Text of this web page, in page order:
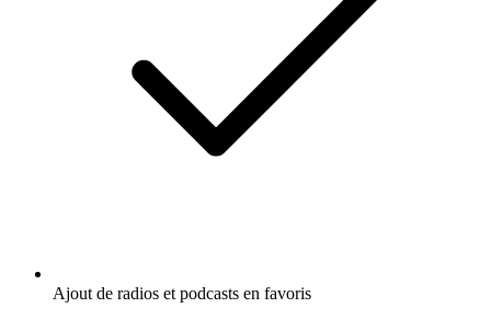
Ajout de radios et podcasts en favoris